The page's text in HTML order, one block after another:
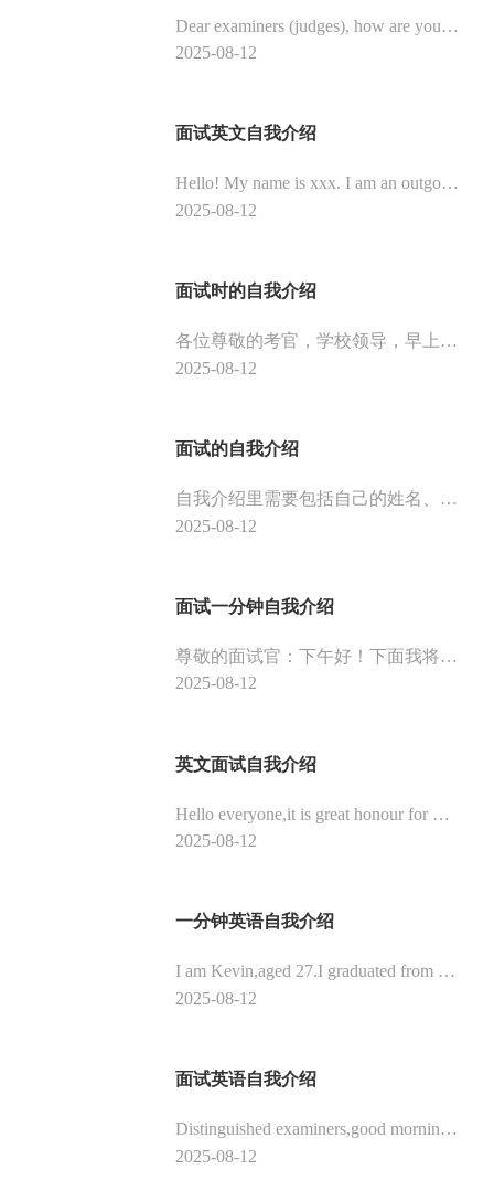
Dear examiners (judges), how are you! It's my honor to have the opportunity to introduce myself to you. My name is xxx. I'm xxx years old this year. I majored in xxx. This time, I feel that I am competent for this job and have a strong interest. XXX is al
2025-08-12
面试英文自我介绍
Hello! My name is xxx. I am an outgoing, confident person who does not easily admit defeat. In my life, I like to communicate with others. Through getting along with various friends, I have learned many advantages that I lack.
2025-08-12
面试时的自我介绍
各位尊敬的考官，学校领导，早上好！今天能有机会在这里参加教师招考面试，能够向各位考官和老师请教和学习，我感到十的荣幸和骄傲。下面通过自我介绍的时间让您了解我的基本情况。本人现年XX岁，师范类本科毕业，性格活泼开朗。我曾经在XX学校工作，先后在学校里在不同的年级担任教学工作，有着大量的教学实践经验，在教学工作中取得一些的成绩，同时也得到学生和老师们的一致认可。
2025-08-12
面试的自我介绍
自我介绍里需要包括自己的姓名、爱好、籍贯、学历、特长、技能和专业知识，自我介绍的同时可以简述自己对应聘岗位的认识，加深面试官对自己的印象。
2025-08-12
面试一分钟自我介绍
尊敬的面试官：下午好！下面我将通过简单的自我介绍让您来了解我。我是来自XX大学市场营销专业的XXX。我是一个活泼开朗、热情、执着、有坚强意志的人。在读书期间，我已经做过暑期工，是向用餐的客人推销x品牌的啤酒。那时我就认为，营销是一种服务。
2025-08-12
英文面试自我介绍
Hello everyone,it is great honour for me to take this interview,thank you for giving me this chance!my name is xxx,i am an undergraduate of xidian university,major in telecommuni.
2025-08-12
一分钟英语自我介绍
I am Kevin,aged 27.I graduated from XX.In the last five years I have been working in XX company,serving as cashier and settlement accountant.I have rich experience in finance management system and tax paying application,and I am proficient in various kind
2025-08-12
面试英语自我介绍
Distinguished examiners,good morning!It's my honor to interview there,which gives me the opportunity to learn from all the examiners.I'm very happy!
2025-08-12